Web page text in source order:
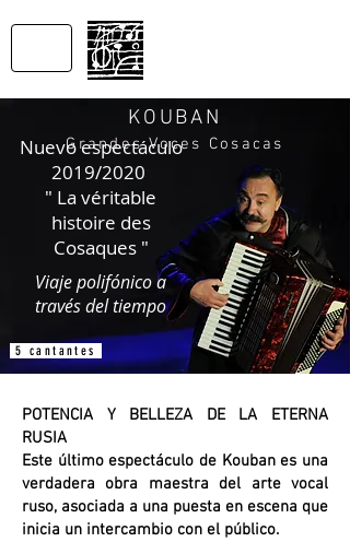
KOUBAN
Grandes Voces Cosacas
Nuevo espectáculo
2019/2020
" La véritable
histoire des
Cosaques "
Viaje polifónico a
través del tiempo
5 cantantes
POTENCIA Y BELLEZA DE LA ETERNA
RUSIA
Este último espectáculo de Kouban es una
verdadera obra maestra del arte vocal
ruso, asociada a una puesta en escena que
inicia un intercambio con el público.